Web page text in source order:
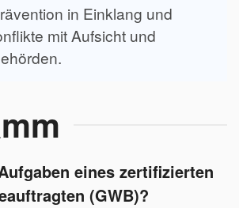
in Einklang und
mit Aufsicht und
eines zertifizierten
(GWB)?